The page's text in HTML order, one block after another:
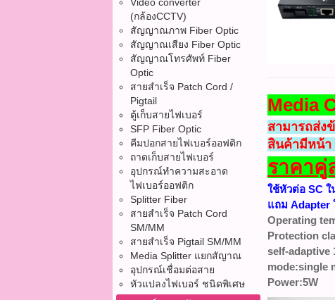
(กล้องCCTV)
สัญญาณภาพ Fiber Optic
สัญญาณเสียง Fiber Optic
สัญญาณโทรศัพท์ Fiber
Optic
สายสำเร็จ Patch Cord /
Pigtail
ตู้เก็บสายไฟเบอร์
SFP Fiber Optic
คีมปอกสายไฟเบอร์ออฟติก
ถาดเก็บสายไฟเบอร์
อุปกรณ์ทำความสะอาด
ไฟเบอร์ออฟติก
Splitter Fiber
สายสำเร็จ Patch Cord
SM/MM
สายสำเร็จ Pigtail SM/MM
Media Splitter แยกสัญาณ
อุปกรณ์เชื่อมต่อสาย
หัวแปลงไฟเบอร์ ชนิดพิเศษ
Media
สามารถส่ง
สินค้ามีหน้า
ราคาคู่
ใช้หัวต่อ SC ใ
แถม Adapter
Operating
Protection
self-adaptive
mode:single
Power:5W